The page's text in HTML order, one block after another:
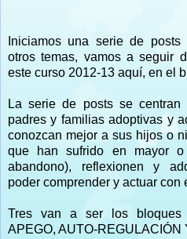
Iniciamos una serie de posts
otros temas, vamos a seguir
este curso 2012-13 aquí, en el
La serie de posts se
padres y familias adoptivas y
conozcan mejor a sus hijos o
que han sufrido en mayor
abandono), reflexionen y
poder comprender y actuar con
Tres van a ser los bloques
APEGO, AUTO-REGULACIÓN